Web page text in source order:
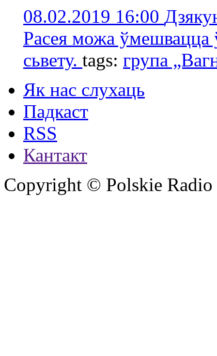
08.02.2019 16:00
Расея можа
сьвету. tags: групa
Як нас слухаць
Падкаст
RSS
Кантакт
Copyright © Polskie